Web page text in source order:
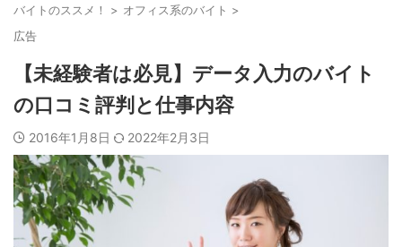
バイトのススメ！ > オフィス系のバイト >
広告
【未経験者は必見】データ入力のバイト
の口コミ評判と仕事内容
2016年1月8日 2022年2月3日